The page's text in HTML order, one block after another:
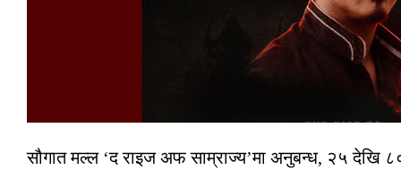
सौगात मल्ल ‘द राइज अफ साम्राज्य’मा अनुबन्ध, २५ देखि